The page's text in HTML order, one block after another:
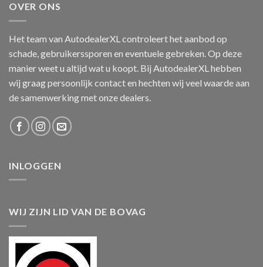
OVER ONS
Het team van AutodealerXL controleert het aanbod op
schade, gebruikerssporen en eventuele gebreken. Op deze
manier weet u altijd wat u koopt. Bij AutodealerXL hebben
wij graag persoonlijk contact en hechten wij veel waarde aan
de samenwerking met onze dealers.
INLOGGEN
WIJ ZIJN LID VAN DE BOVAG